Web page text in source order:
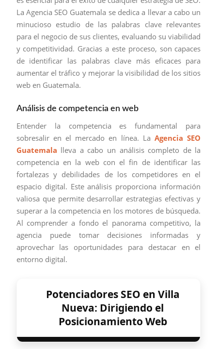
La Agencia SEO Guatemala se dedica a llevar a cabo un
minucioso estudio de las palabras clave relevantes
para el negocio de sus clientes, evaluando su viabilidad
y competitividad. Gracias a este proceso, son capaces
de identificar las palabras clave más eficaces para
aumentar el tráfico y mejorar la visibilidad de los sitios
web en Guatemala.
Análisis de competencia en web
Entender la competencia es fundamental para
sobresalir en el mercado en línea. LaAgencia SEO
Guatemala lleva a cabo un análisis completo de la
competencia en la web con el fin de identificar las
fortalezas y debilidades de los competidores en el
espacio digital. Este análisis proporciona información
valiosa que permite desarrollar estrategias efectivas y
superar a la competencia en los motores de búsqueda.
Al comprender a fondo el panorama competitivo, la
agencia puede tomar decisiones informadas y
aprovechar las oportunidades para destacar en el
entorno digital.
Potenciadores SEO en Villa
Nueva: Dirigiendo el
Posicionamiento Web